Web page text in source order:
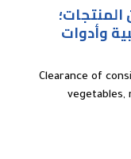
وأدوات
Clearance of
vegetables,